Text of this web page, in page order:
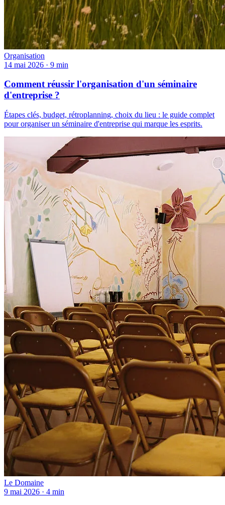
Organisation
14 mai 2026 · 9 min
Comment réussir l'organisation d'un séminaire
d'entreprise ?
Étapes clés, budget, rétroplanning, choix du lieu : le guide complet
pour organiser un séminaire d'entreprise qui marque les esprits.
Le Domaine
9 mai 2026 · 4 min